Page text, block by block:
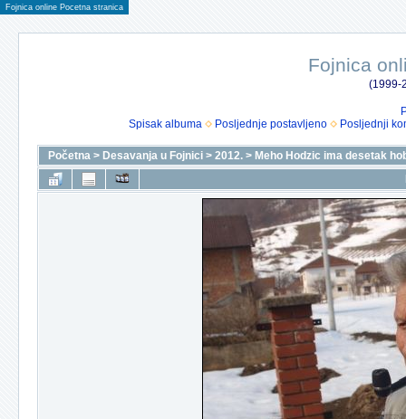
Fojnica online Pocetna stranica
Fojnica
(1999-
Spisak albuma
Posljednje postavljeno Posljednji
Početna > Desavanja u Fojnici > 2012. > Meho Hodzic ima desetak